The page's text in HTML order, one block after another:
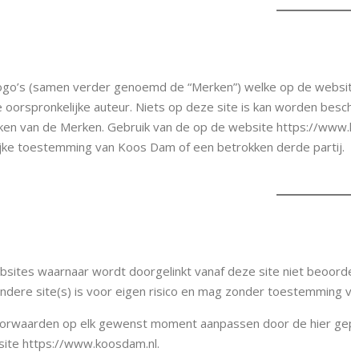
(samen verder genoemd de “Merken”) welke op de
oorspronkelijke auteur. Niets op deze site is kan worden
van de Merken. Gebruik van de op de website https://
toestemming van Koos Dam of een betrokken derde partij.
waarnaar wordt doorgelinkt vanaf deze site niet
site(s) is voor eigen risico en mag zonder toestemming
op elk gewenst moment aanpassen door de hier
https://www.koosdam.nl.